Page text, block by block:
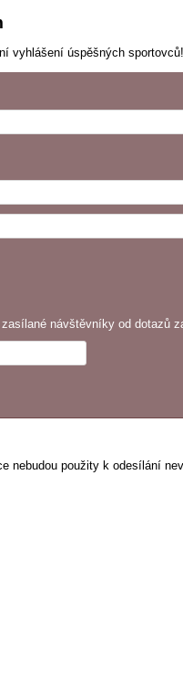
vyhlášení úspěšných sportovců!
návštěvníky od dotazů
nebudou použity k odesílání